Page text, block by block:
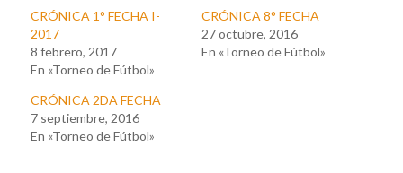
CRÓNICA 1° FECHA I-
2017
8 febrero, 2017
En «Torneo de Fútbol»
CRÓNICA 8° FECHA
27 octubre, 2016
En «Torneo de Fútbol»
CRÓNICA 2DA FECHA
7 septiembre, 2016
En «Torneo de Fútbol»